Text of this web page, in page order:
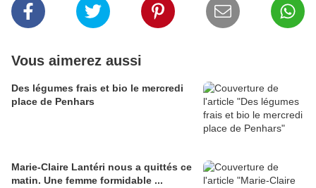
Vous aimerez aussi
Des légumes frais et bio le mercredi
place de Penhars
Marie-Claire Lantéri nous a quittés ce
matin. Une femme formidable ...